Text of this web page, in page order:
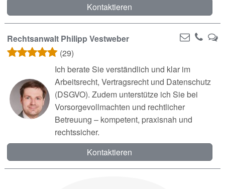
Kontaktieren
Rechtsanwalt Philipp Vestweber
(29)
Ich berate Sie verständlich und klar im
Arbeitsrecht, Vertragsrecht und Datenschutz
(DSGVO). Zudem unterstütze ich Sie bei
Vorsorgevollmachten und rechtlicher
Betreuung – kompetent, praxisnah und
rechtssicher.
Kontaktieren